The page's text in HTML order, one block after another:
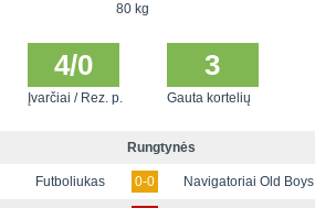
80 kg
4/0
Įvarčiai / Rez. p.
3
Gauta kortelių
Rungtynės
Futboliukas 0-0 Navigatoriai Old Boys